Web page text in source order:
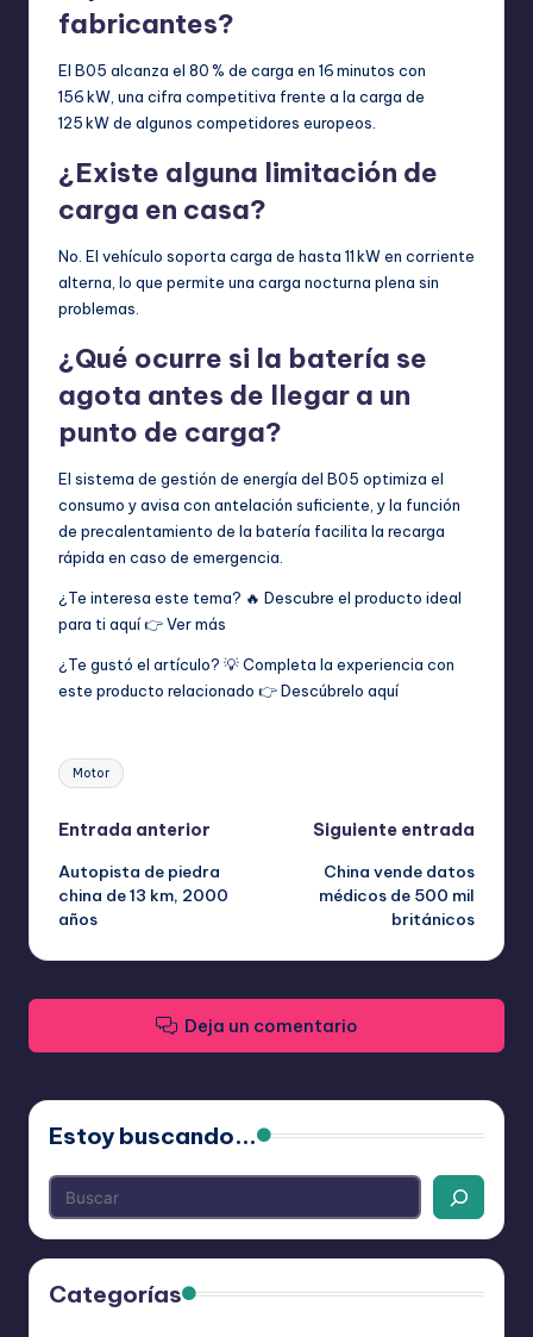
fabricantes?
El B05 alcanza el 80 % de carga en 16 minutos con
156 kW, una cifra competitiva frente a la carga de
125 kW de algunos competidores europeos.
¿Existe alguna limitación de
carga en casa?
No. El vehículo soporta carga de hasta 11 kW en corriente
alterna, lo que permite una carga nocturna plena sin
problemas.
¿Qué ocurre si la batería se
agota antes de llegar a un
punto de carga?
El sistema de gestión de energía del B05 optimiza el
consumo y avisa con antelación suficiente, y la función
de precalentamiento de la batería facilita la recarga
rápida en caso de emergencia.
¿Te interesa este tema? 🔥 Descubre el producto ideal
para ti aquí 👉Ver más
¿Te gustó el artículo? 💡 Completa la experiencia con
este producto relacionado 👉Descúbrelo aquí
Etiquetas:
Motor
Navegación
de
entradas
Entrada anterior
Autopista de piedra
china de 13 km, 2000
años​
Siguiente entrada
China vende datos
médicos de 500 mil
británicos
Deja un comentario
Estoy buscando...
Categorías